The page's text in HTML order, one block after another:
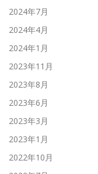
2024年7月
2024年4月
2024年1月
2023年11月
2023年8月
2023年6月
2023年3月
2023年1月
2022年10月